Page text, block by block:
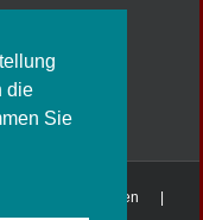
die
Sie
Niederdorfelden |